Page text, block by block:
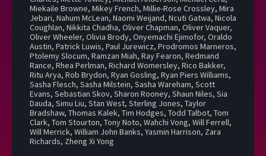
Miekaile Browne, Mikey French, Millie-Rose Crossley, Mira
Jebari, Nahum McLean, Naomi Weijand, Ncuti Gatwa, Nicola
Coughlan, Nikkita Chadha, Oliver Chapman, Oliver Vaquer,
Oliver Wheeler, Olivia Brody, Onyemachi Ejimofor, Oraldo
Austin, Patrick Luwis, Paul Jurewicz, Prodromos Marneros,
Ptolemy Slocum, Ramzan Miah, Ray Fearon, Redmand
Rance, Rhea Perlman, Richard Womersley, Rico Bakker,
Ritu Arya, Rob Brydon, Ryan Gosling, Ryan Piers Williams,
Sasha Flesch, Sasha Milstein, Sasha Wareham, Scott
Evans, Sebastian Skov, Sharon Rooney, Shaun Niles, Sia
Dauda, Simu Liu, Stan West, Sterling Jones, Taylor
Bradshaw, Thomas Kalek, Tim Hodges, Todd Talbot, Tom
Clark, Tom Stourton, Tony Noto, Wahchi Vong, Will Ferrell,
Will Merrick, William John Banks, Yasmin Harrison, Zara
Richards, Zheng Xi Yong